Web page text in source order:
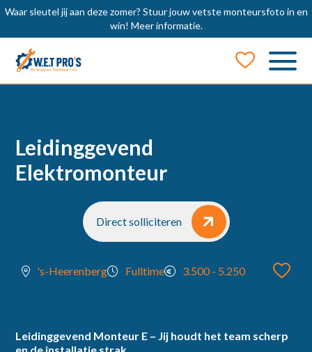
Waar sleutel jij aan deze zomer? Stuur jouw vetste monteursfoto in en
win! Meer informatie.
Leidinggevend
Elektromonteur
Direct solliciteren
's-Heerenberg Fulltime 3.500 - 5.250
Leidinggevend Monteur E – Jij houdt het team scherp
Job Alert
E-mail
locatie